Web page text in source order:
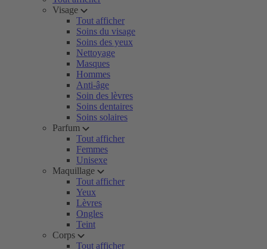
Visage
Tout afficher
Soins du visage
Soins des yeux
Nettoyage
Masques
Hommes
Anti-âge
Soin des lèvres
Soins dentaires
Soins solaires
Parfum
Tout afficher
Femmes
Unisexe
Maquillage
Tout afficher
Yeux
Lèvres
Ongles
Teint
Corps
Tout afficher